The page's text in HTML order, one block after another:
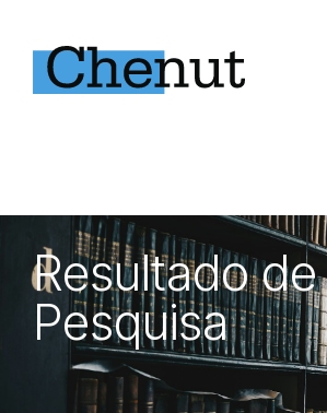
Resultado de
Pesquisa